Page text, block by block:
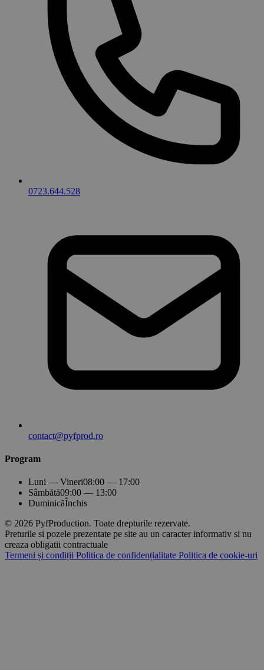
0723.644.528
contact@pyfprod.ro
Program
Luni — Vineri08:00 — 17:00
Sâmbătă09:00 — 13:00
DuminicăÎnchis
© 2026 PyfProduction. Toate drepturile rezervate.
Preturile si pozele prezentate pe site au un caracter informativ si nu
creaza obligatii contractuale
Termeni și condiții Politica de confidențialitate Politica de cookie-uri